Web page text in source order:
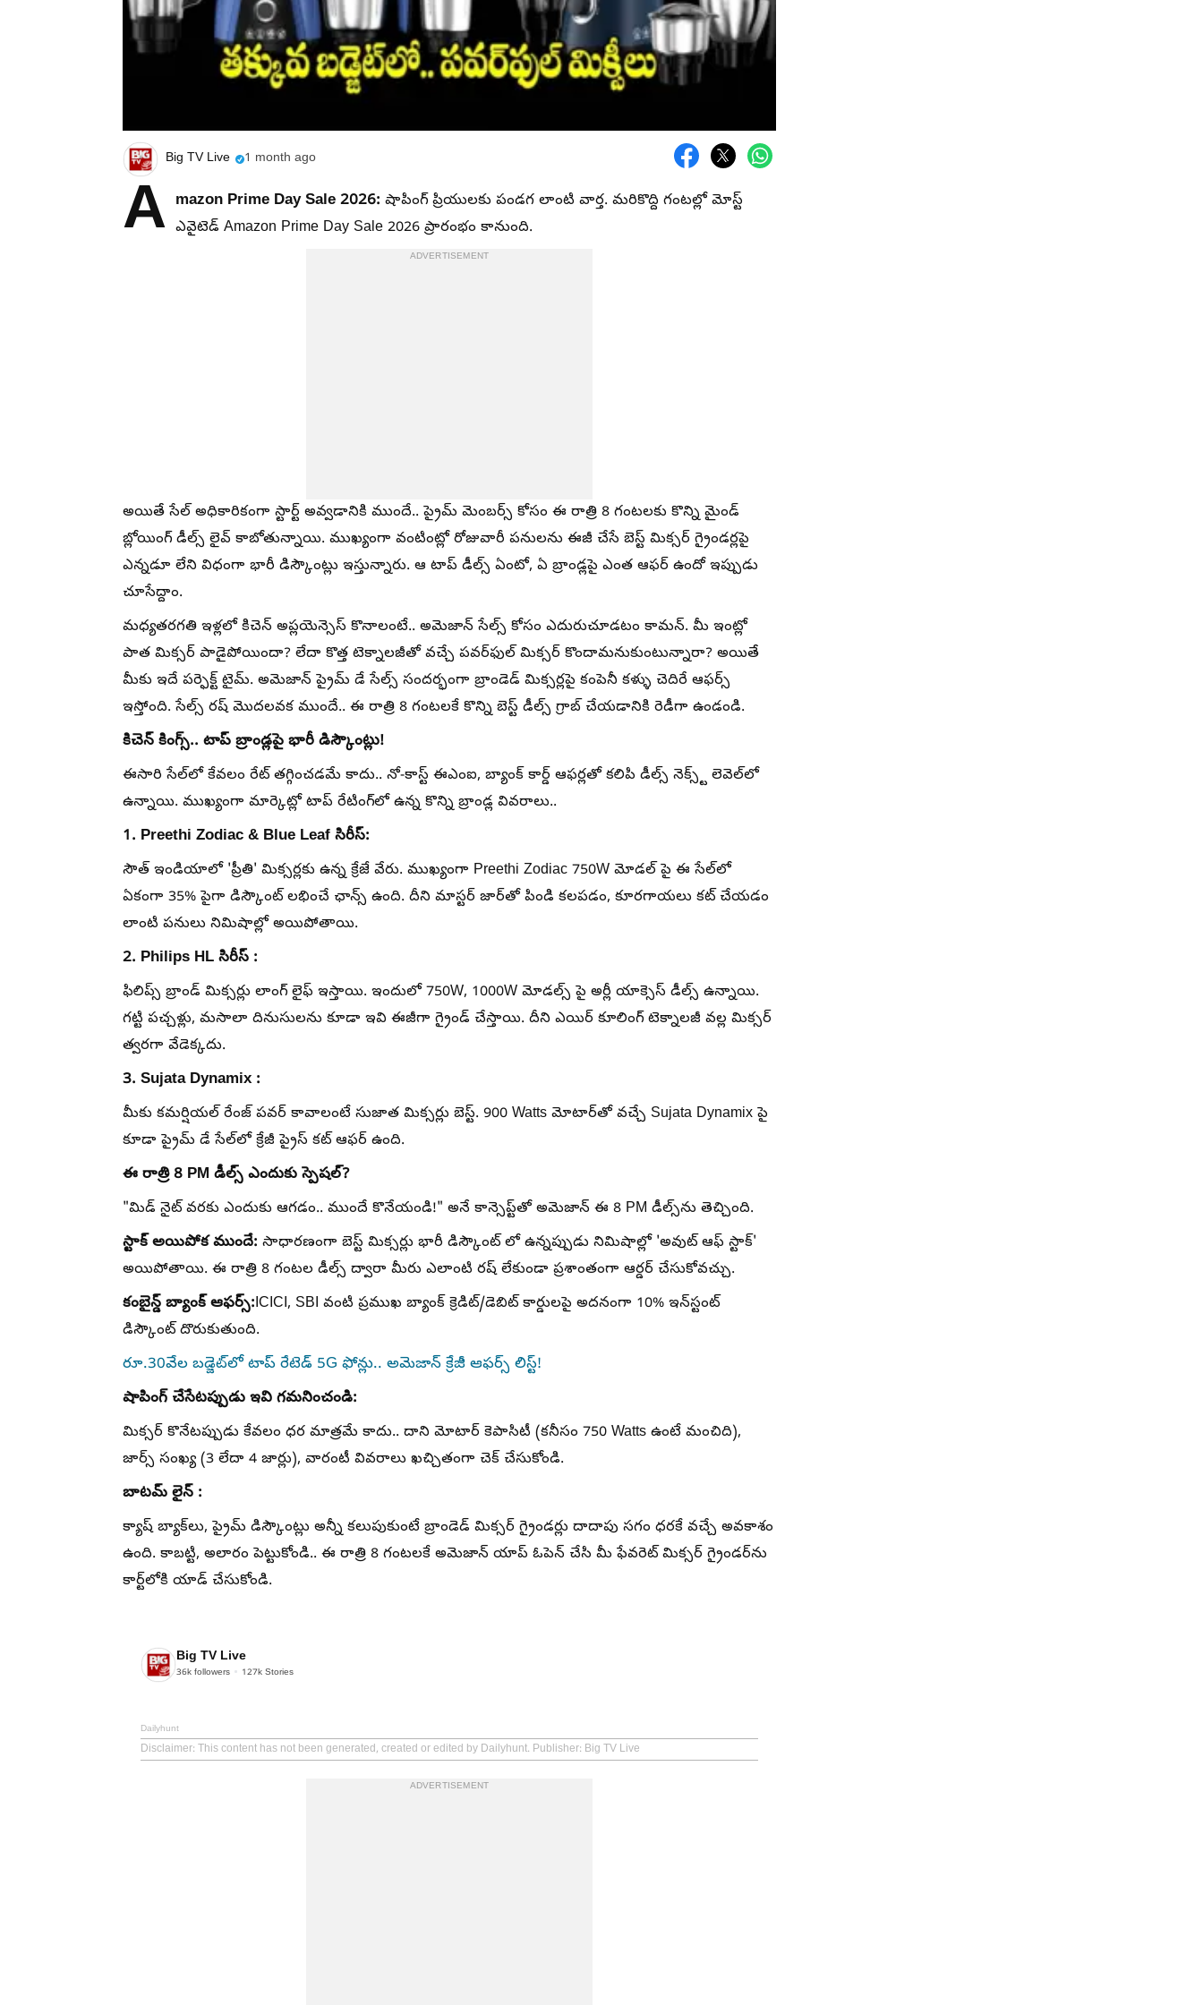
Big TV Live 1 month ago
A mazon Prime Day Sale 2026: షాపింగ్ ప్రియులకు పండగ లాంటి వార్త. మరికొద్ది గంటల్లో మోస్ట్
ఎవైటెడ్ Amazon Prime Day Sale 2026 ప్రారంభం కానుంది.
ADVERTISEMENT
అయితే సేల్ అధికారికంగా స్టార్ట్ అవ్వడానికి ముందే.. ప్రైమ్ మెంబర్స్ కోసం ఈ రాత్రి 8 గంటలకు కొన్ని మైండ్
బ్లోయింగ్ డీల్స్ లైవ్ కాబోతున్నాయి. ముఖ్యంగా వంటింట్లో రోజువారీ పనులను ఈజీ చేసే బెస్ట్ మిక్సర్ గ్రైండర్లపై
ఎన్నడూ లేని విధంగా భారీ డిస్కౌంట్లు ఇస్తున్నారు. ఆ టాప్ డీల్స్ ఏంటో, ఏ బ్రాండ్లపై ఎంత ఆఫర్ ఉందో ఇప్పుడు
చూసేద్దాం.
మధ్యతరగతి ఇళ్లలో కిచెన్ అప్లయెన్సెస్ కొనాలంటే.. అమెజాన్ సేల్స్ కోసం ఎదురుచూడటం కామన్. మీ ఇంట్లో
పాత మిక్సర్ పాడైపోయిందా? లేదా కొత్త టెక్నాలజీతో వచ్చే పవర్‌ఫుల్ మిక్సర్ కొందామనుకుంటున్నారా? అయితే
మీకు ఇదే పర్ఫెక్ట్ టైమ్. అమెజాన్ ప్రైమ్ డే సేల్స్ సందర్భంగా బ్రాండెడ్ మిక్సర్లపై కంపెనీ కళ్ళు చెదిరే ఆఫర్స్
ఇస్తోంది. సేల్స్ రష్ మొదలవక ముందే.. ఈ రాత్రి 8 గంటలకే కొన్ని బెస్ట్ డీల్స్ గ్రాబ్ చేయడానికి రెడీగా ఉండండి.
కిచెన్ కింగ్స్.. టాప్ బ్రాండ్లపై భారీ డిస్కౌంట్లు!
ఈసారి సేల్‌లో కేవలం రేట్ తగ్గించడమే కాదు.. నో-కాస్ట్ ఈఎంఐ, బ్యాంక్ కార్డ్ ఆఫర్లతో కలిపి డీల్స్ నెక్స్ట్ లెవెల్‌లో
ఉన్నాయి. ముఖ్యంగా మార్కెట్లో టాప్ రేటింగ్‌లో ఉన్న కొన్ని బ్రాండ్ల వివరాలు..
1. Preethi Zodiac & Blue Leaf సిరీస్:
సౌత్ ఇండియాలో 'ప్రీతి' మిక్సర్లకు ఉన్న క్రేజే వేరు. ముఖ్యంగా Preethi Zodiac 750W మోడల్ పై ఈ సేల్‌లో
ఏకంగా 35% పైగా డిస్కౌంట్ లభించే ఛాన్స్ ఉంది. దీని మాస్టర్ జార్‌తో పిండి కలపడం, కూరగాయలు కట్ చేయడం
లాంటి పనులు నిమిషాల్లో అయిపోతాయి.
2. Philips HL సిరీస్ :
ఫిలిప్స్ బ్రాండ్ మిక్సర్లు లాంగ్ లైఫ్ ఇస్తాయి. ఇందులో 750W, 1000W మోడల్స్ పై అర్లీ యాక్సెస్ డీల్స్ ఉన్నాయి.
గట్టి పచ్చళ్లు, మసాలా దినుసులను కూడా ఇవి ఈజీగా గ్రైండ్ చేస్తాయి. దీని ఎయిర్ కూలింగ్ టెక్నాలజీ వల్ల మిక్సర్
త్వరగా వేడెక్కదు.
3. Sujata Dynamix :
మీకు కమర్షియల్ రేంజ్ పవర్ కావాలంటే సుజాత మిక్సర్లు బెస్ట్. 900 Watts మోటార్‌తో వచ్చే Sujata Dynamix పై
కూడా ప్రైమ్ డే సేల్‌లో క్రేజీ ప్రైస్ కట్ ఆఫర్ ఉంది.
ఈ రాత్రి 8 PM డీల్స్ ఎందుకు స్పెషల్?
"మిడ్ నైట్ వరకు ఎందుకు ఆగడం.. ముందే కొనేయండి!" అనే కాన్సెప్ట్‌తో అమెజాన్ ఈ 8 PM డీల్స్‌ను తెచ్చింది.
స్టాక్ అయిపోక ముందే: సాధారణంగా బెస్ట్ మిక్సర్లు భారీ డిస్కౌంట్ లో ఉన్నప్పుడు నిమిషాల్లో 'అవుట్ ఆఫ్ స్టాక్'
అయిపోతాయి. ఈ రాత్రి 8 గంటల డీల్స్ ద్వారా మీరు ఎలాంటి రష్ లేకుండా ప్రశాంతంగా ఆర్డర్ చేసుకోవచ్చు.
కంబైన్డ్ బ్యాంక్ ఆఫర్స్:ICICI, SBI వంటి ప్రముఖ బ్యాంక్ క్రెడిట్/డెబిట్ కార్డులపై అదనంగా 10% ఇన్‌స్టంట్
డిస్కౌంట్ దొరుకుతుంది.
రూ.30వేల బడ్జెట్‌లో టాప్ రేటెడ్ 5G ఫోన్లు.. అమెజాన్ క్రేజీ ఆఫర్స్ లిస్ట్!
షాపింగ్ చేసేటప్పుడు ఇవి గమనించండి:
మిక్సర్ కొనేటప్పుడు కేవలం ధర మాత్రమే కాదు.. దాని మోటార్ కెపాసిటీ (కనీసం 750 Watts ఉంటే మంచిది),
జార్స్ సంఖ్య (3 లేదా 4 జార్లు), వారంటీ వివరాలు ఖచ్చితంగా చెక్ చేసుకోండి.
బాటమ్ లైన్ :
క్యాష్ బ్యాక్‌లు, ప్రైమ్ డిస్కౌంట్లు అన్నీ కలుపుకుంటే బ్రాండెడ్ మిక్సర్ గ్రైండర్లు దాదాపు సగం ధరకే వచ్చే అవకాశం
ఉంది. కాబట్టి, అలారం పెట్టుకోండి.. ఈ రాత్రి 8 గంటలకే అమెజాన్ యాప్ ఓపెన్ చేసి మీ ఫేవరెట్ మిక్సర్ గ్రైండర్‌ను
కార్ట్‌లోకి యాడ్ చేసుకోండి.
Big TV Live
36k followers 127k Stories
Dailyhunt
Disclaimer: This content has not been generated, created or edited by Dailyhunt. Publisher: Big TV Live
ADVERTISEMENT